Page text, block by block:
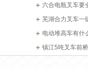
六合电瓶叉车要
芜湖合力叉车一
电动堆高车有什
镇江5吨叉车前